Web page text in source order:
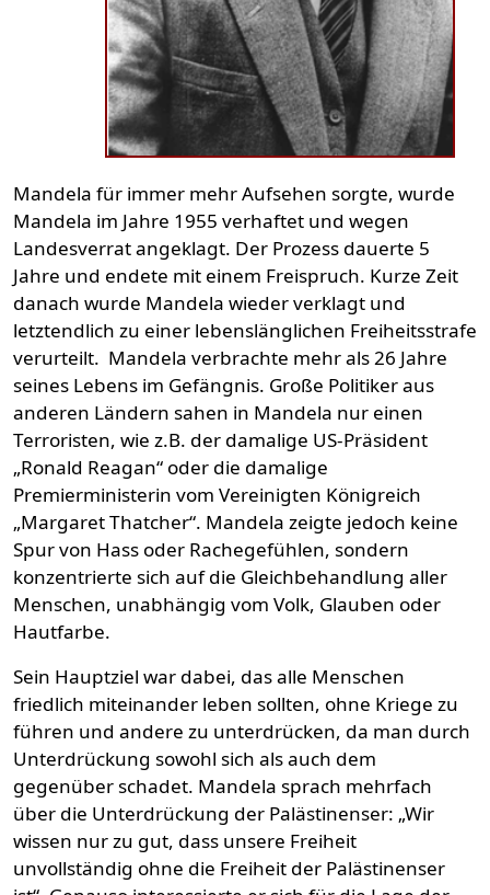
Mandela für immer mehr Aufsehen sorgte, wurde
Mandela im Jahre 1955 verhaftet und wegen
Landesverrat angeklagt. Der Prozess dauerte 5
Jahre und endete mit einem Freispruch. Kurze Zeit
danach wurde Mandela wieder verklagt und
letztendlich zu einer lebenslänglichen Freiheitsstrafe
verurteilt. Mandela verbrachte mehr als 26 Jahre
seines Lebens im Gefängnis. Große Politiker aus
anderen Ländern sahen in Mandela nur einen
Terroristen, wie z.B. der damalige US-Präsident
„Ronald Reagan“ oder die damalige
Premierministerin vom Vereinigten Königreich
„Margaret Thatcher“. Mandela zeigte jedoch keine
Spur von Hass oder Rachegefühlen, sondern
konzentrierte sich auf die Gleichbehandlung aller
Menschen, unabhängig vom Volk, Glauben oder
Hautfarbe.
Sein Hauptziel war dabei, das alle Menschen
friedlich miteinander leben sollten, ohne Kriege zu
führen und andere zu unterdrücken, da man durch
Unterdrückung sowohl sich als auch dem
gegenüber schadet. Mandela sprach mehrfach
über die Unterdrückung der Palästinenser: „Wir
wissen nur zu gut, dass unsere Freiheit
unvollständig ohne die Freiheit der Palästinenser